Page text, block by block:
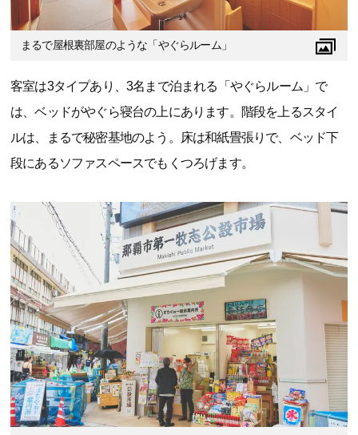
まるで屋根裏部屋のような「やぐらルーム」
客室は3タイプあり、3名まで泊まれる「やぐらルーム」で
は、ベッドがやぐら寝台の上にあります。階段を上るスタイ
ルは、まるで秘密基地のよう。床は和紙畳張りで、ベッド下
段にあるソファスペースでもくつろげます。